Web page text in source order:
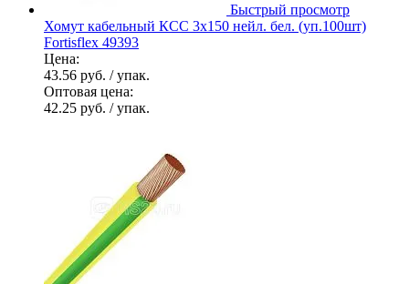
Быстрый просмотр
Хомут кабельный КСС 3х150 нейл. бел. (уп.100шт)
Fortisflex 49393
Цена:
43.56 руб. / упак.
Оптовая цена:
42.25 руб. / упак.